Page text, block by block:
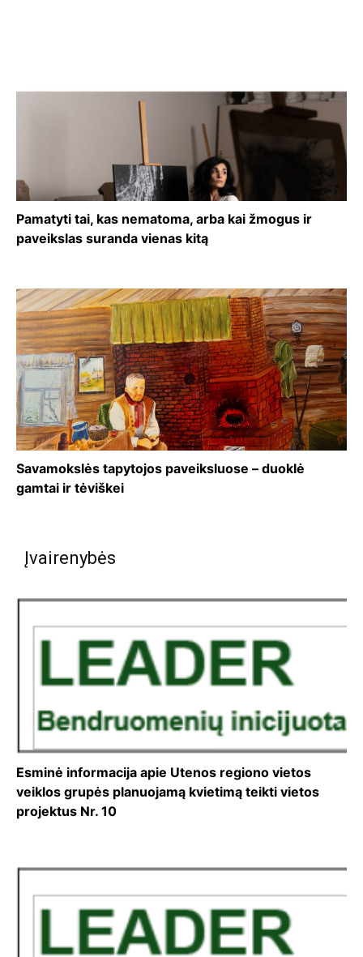
Pamatyti tai, kas nematoma, arba kai žmogus ir
paveikslas suranda vienas kitą
Savamokslės tapytojos paveiksluose – duoklė
gamtai ir tėviškei
Įvairenybės
Esminė informacija apie Utenos regiono vietos
veiklos grupės planuojamą kvietimą teikti vietos
projektus Nr. 10